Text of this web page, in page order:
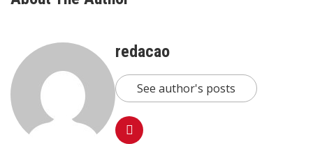
redacao
See author's posts